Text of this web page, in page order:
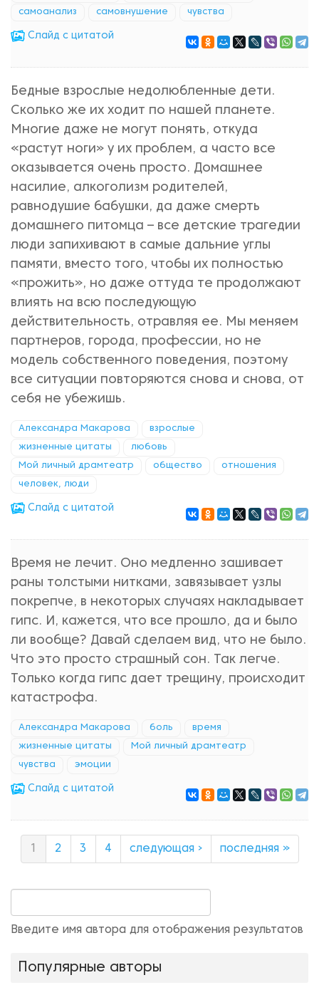
самоанализ самовнушение чувства
Cлайд с цитатой
Бедные взрослые недолюбленные дети.
Сколько же их ходит по нашей планете.
Многие даже не могут понять, откуда
«растут ноги» у их проблем, а часто все
оказывается очень просто. Домашнее
насилие, алкоголизм родителей,
равнодушие бабушки, да даже смерть
домашнего питомца – все детские трагедии
люди запихивают в самые дальние углы
памяти, вместо того, чтобы их полностью
«прожить», но даже оттуда те продолжают
влиять на всю последующую
действительность, отравляя ее. Мы меняем
партнеров, города, профессии, но не
модель собственного поведения, поэтому
все ситуации повторяются снова и снова, от
себя не убежишь.
Александра Макарова взрослые
жизненные цитаты любовь
Мой личный драмтеатр общество отношения
человек, люди
Cлайд с цитатой
Время не лечит. Оно медленно зашивает
раны толстыми нитками, завязывает узлы
покрепче, в некоторых случаях накладывает
гипс. И, кажется, что все прошло, да и было
ли вообще? Давай сделаем вид, что не было.
Что это просто страшный сон. Так легче.
Только когда гипс дает трещину, происходит
катастрофа.
Александра Макарова боль время
жизненные цитаты Мой личный драмтеатр
чувства эмоции
Cлайд с цитатой
2 3 4 следующая › последняя »
Введите имя автора для отображения результатов
Популярные авторы